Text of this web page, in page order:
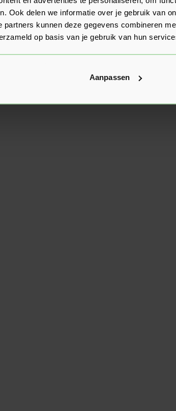
Ook delen we informatie over je gebruik van
partners kunnen deze gegevens combineren
op basis van je gebruik van hun
Aanpassen